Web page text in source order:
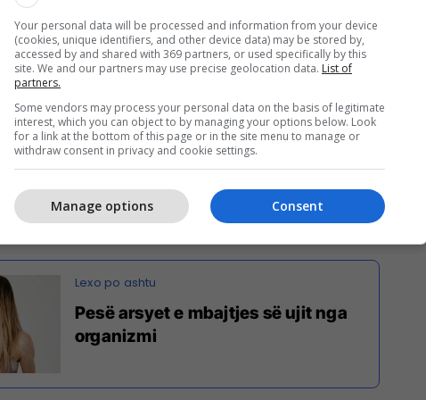
për Programin NHS për Parandalimin e
se kur konsumohet shumë kripë, organizmi e ruan
dhe e rrit lëngun jashtë qelizave.
të kenë funksion të reduktuar, të heqin më pak
ta rritin presionin e gjakut”, është shprehur
e sëmundjeve të zemrës, sulmit në zemër dhe
aneurizmave, sëmundjeve të veshkave dhe
Pesë arsyet e mbajtjes së ujit nga
organizmi
Your personal data will be processed and information from your device
(cookies, unique identifiers, and other device data) may be stored by,
accessed by and shared with 369 partners, or used specifically by this
site. We and our partners may use precise geolocation data. List of
partners.
Some vendors may process your personal data on the basis of legitimate
interest, which you can object to by managing your options below. Look
for a link at the bottom of this page or in the site menu to manage or
withdraw consent in privacy and cookie settings.
Consent
Manage options